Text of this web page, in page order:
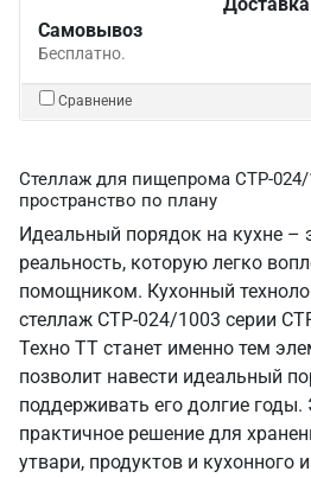
Самовывоз
Бесплатно.
Сравнение
Стеллаж для пищепрома СТР-024/
пространство по плану
Идеальный порядок на кухне –
реальность, которую легко
помощником. Кухонный
стеллаж СТР-024/1003 серии
Техно ТТ станет именно тем
позволит навести идеальный
поддерживать его долгие
практичное решение для
утвари, продуктов и кухонного